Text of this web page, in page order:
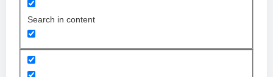
Search in content